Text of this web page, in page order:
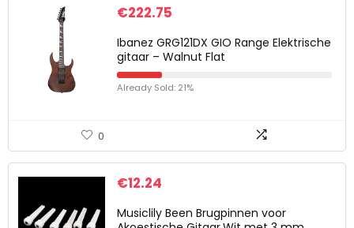
€222.75
Ibanez GRG121DX GIO Range Elektrische
gitaar – Walnut Flat
Already Sold: 21%
0
€12.24
Musiclily Been Brugpinnen voor